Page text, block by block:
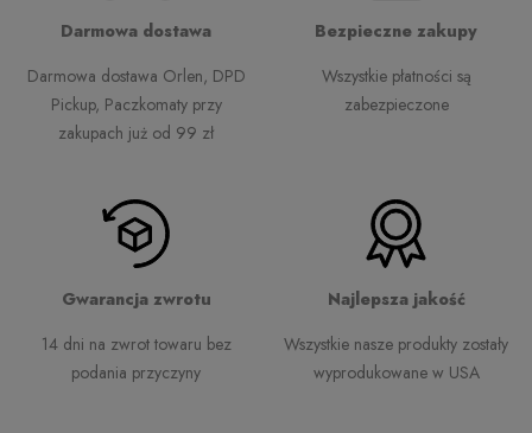
Darmowa dostawa
Darmowa dostawa Orlen, DPD
Pickup, Paczkomaty przy
zakupach już od 99 zł
Bezpieczne zakupy
Wszystkie płatności są
zabezpieczone
Gwarancja zwrotu
14 dni na zwrot towaru bez
podania przyczyny
Najlepsza jakość
Wszystkie nasze produkty zostały
wyprodukowane w USA